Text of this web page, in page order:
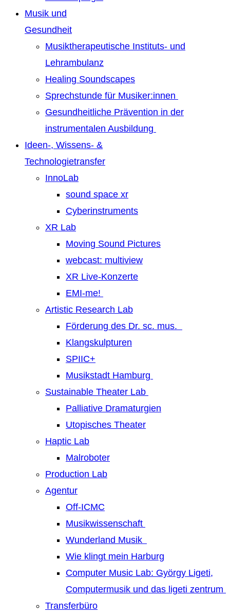
Musik und
Gesundheit
Musiktherapeutische Instituts- und
Lehrambulanz
Healing Soundscapes
Sprechstunde für Musiker:innen
Gesundheitliche Prävention in der
instrumentalen Ausbildung
Ideen-, Wissens- &
Technologietransfer
InnoLab
sound space xr
Cyberinstruments
XR Lab
Moving Sound Pictures
webcast: multiview
XR Live-Konzerte
EMI-me!
Artistic Research Lab
Förderung des Dr. sc. mus.
Klangskulpturen
SPIIC+
Musikstadt Hamburg
Sustainable Theater Lab
Palliative Dramaturgien
Utopisches Theater
Haptic Lab
Malroboter
Production Lab
Agentur
Off-ICMC
Musikwissenschaft
Wunderland Musik
Wie klingt mein Harburg
Computer Music Lab: György Ligeti,
Computermusik und das ligeti zentrum
Transferbüro